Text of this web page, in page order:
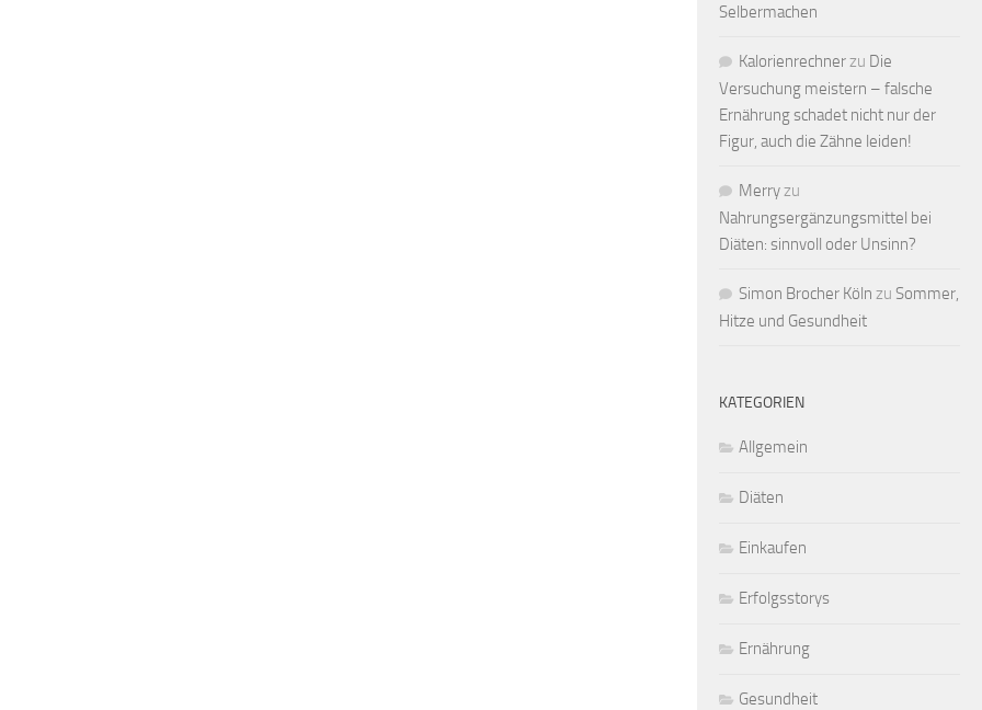
Selbermachen
Kalorienrechnerzu Die
Versuchung meistern – falsche
Ernährung schadet nicht nur der
Figur, auch die Zähne leiden!
Merryzu
Nahrungsergänzungsmittel bei
Diäten: sinnvoll oder Unsinn?
Simon Brocher Köln zu Sommer,
Hitze und Gesundheit
KATEGORIEN
Allgemein
Diäten
Einkaufen
Erfolgsstorys
Ernährung
Gesundheit